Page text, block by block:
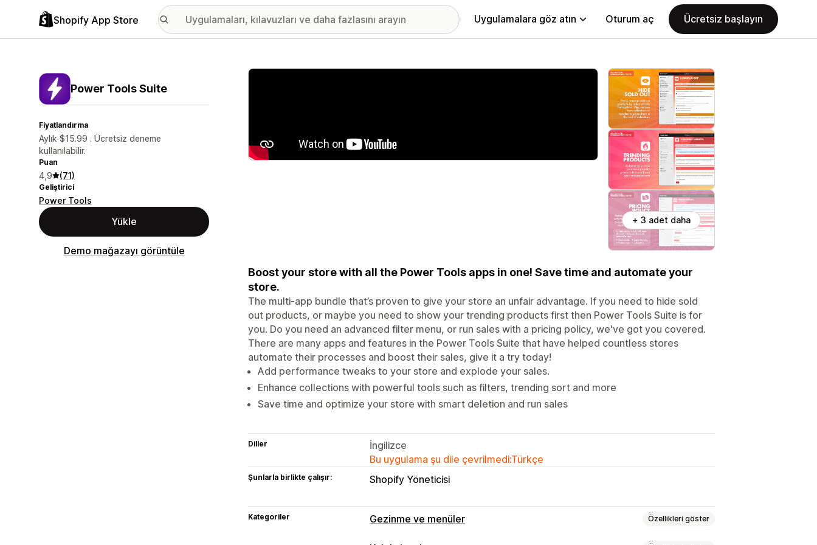
Shopify App Store Uygulamalara göz atın Oturum aç Ücretsiz başlayın
Power Tools Suite
Fiyatlandırma
Aylık $15.99 . Ücretsiz deneme
kullanılabilir.
Puan
4,9 (71)
Geliştirici
Power Tools
Yükle
Demo mağazayı görüntüle
Öne çıkan görsel galerisi
+ 3 adet daha
Boost your store with all the Power Tools apps in one! Save time and automate your
store.
The multi-app bundle that’s proven to give your store an unfair advantage. If you need to hide sold
out products, or maybe you need to show your trending products first then Power Tools Suite is for
you. Do you need an advanced filter menu, or run sales with a pricing policy, we've got you covered.
There are many apps and features in the Power Tools Suite that have helped countless stores
automate their processes and boost their sales, give it a try today!
Add performance tweaks to your store and explode your sales.
Enhance collections with powerful tools such as filters, trending sort and more
Save time and optimize your store with smart deletion and run sales
Diller
İngilizce
Bu uygulama şu dile çevrilmedi:Türkçe
Şunlarla birlikte çalışır: Shopify Yöneticisi
Kategoriler Gezinme ve menüler Özellikleri göster